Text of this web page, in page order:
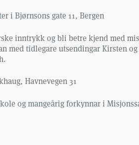
i Bjørnsons gate 11, Bergen
inntrykk og bli betre kjend med
tidlegare utsendingar Kirsten
Havnevegen 31
og mangeårig forkynnar i